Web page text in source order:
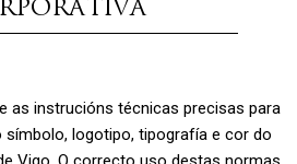
as instrucións técnicas precisas para
logotipo, tipografía e cor do